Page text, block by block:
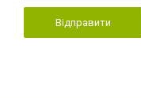
Відправити